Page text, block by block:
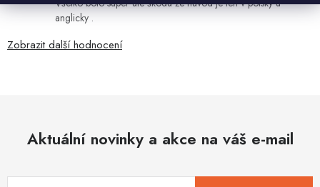
Všetko bolo super ale škoda že návod je len v polsky a
anglicky .
Zobrazit další hodnocení
Aktuální novinky a akce na váš e-mail